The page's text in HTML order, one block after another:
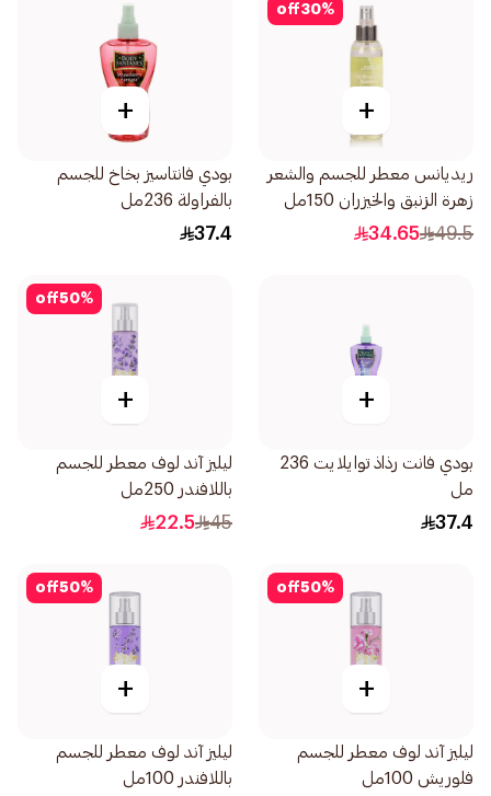
30%
off
+
ريديانس معطر للجسم والشعر
زهرة الزنبق والخيزران 150مل
49.5
34.65
+
بودي فانتاسيز بخاخ للجسم
بالفراولة 236مل
37.4
+
بودي فانت رذاذ توايلايت 236
مل
37.4
50%
off
+
ليليز آند لوف معطر للجسم
باللافندر 250مل
45
22.5
50%
off
+
ليليز آند لوف معطر للجسم
فلوريش 100مل
50%
off
+
ليليز آند لوف معطر للجسم
باللافندر 100مل